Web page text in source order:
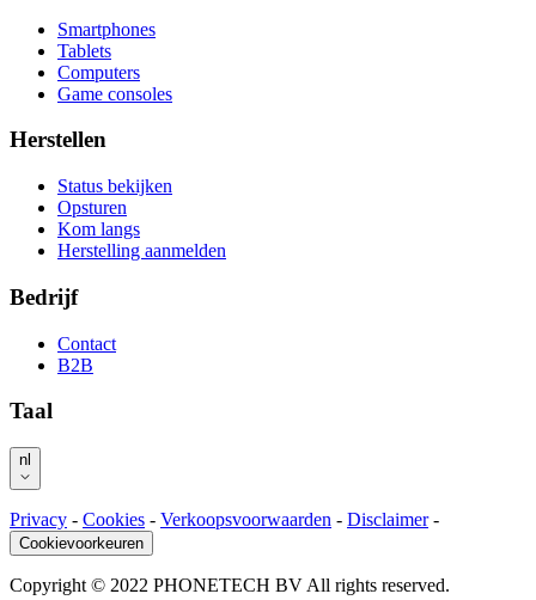
Smartphones
Tablets
Computers
Game consoles
Herstellen
Status bekijken
Opsturen
Kom langs
Herstelling aanmelden
Bedrijf
Contact
B2B
Taal
nl
Privacy - Cookies - Verkoopsvoorwaarden - Disclaimer -
Cookievoorkeuren
Copyright © 2022 PHONETECH BV All rights reserved.